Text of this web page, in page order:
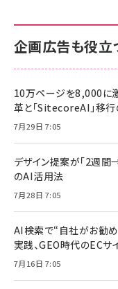
企画広告も役立
10万ページを8,000に
革と「SitecoreAI」移
7月29日 7:05
デザイン提案が「2週
のAI活用法
7月28日 7:05
AI検索で“自社がお勧
実践、GEO時代のECサ
7月16日 7:05